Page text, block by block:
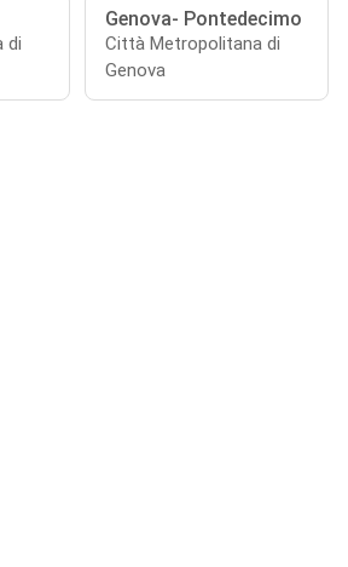
di
Genova- Pontedecimo
Città Metropolitana di
Genova